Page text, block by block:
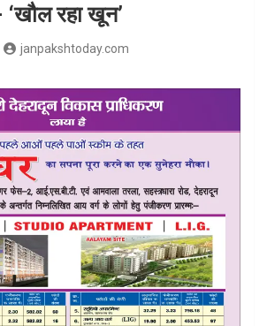
‘खौल रहा खून’
janpakshtoday.com